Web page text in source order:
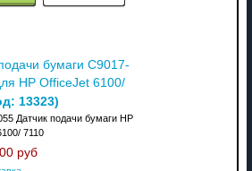
бумаги C9017-
HP OfficeJet 6100/
13323)
Датчик подачи бумаги HP
7110
руб